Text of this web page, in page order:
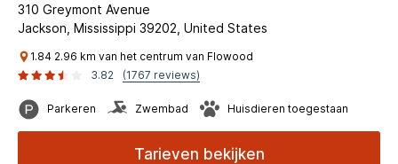
310 Greymont Avenue
Jackson, Mississippi 39202, United States
1.84 2.96 km van het centrum van Flowood
3.82
(1767 reviews)
Parkeren Zwembad Huisdieren toegestaan
Tarieven bekijken